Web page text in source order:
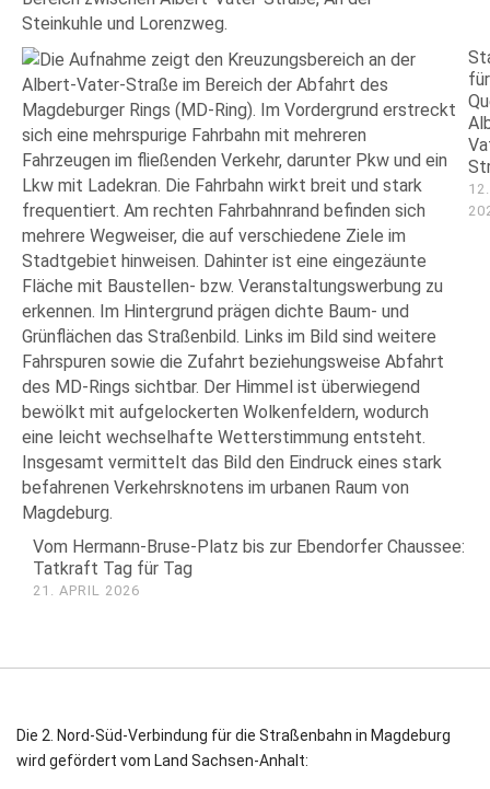
Vom Hermann-Bruse-Platz bis zur Ebendorfer Chaussee:
Tatkraft Tag für Tag
21. APRIL 2026
Die 2. Nord-Süd-Verbindung für die Straßenbahn in Magdeburg
wird gefördert vom Land Sachsen-Anhalt: